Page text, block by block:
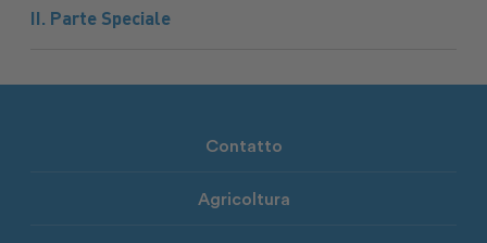
II. Parte Speciale
Contatto
Agricoltura